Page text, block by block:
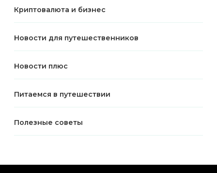
Криптовалюта и бизнес
Новости для путешественников
Новости плюс
Питаемся в путешествии
Полезные советы